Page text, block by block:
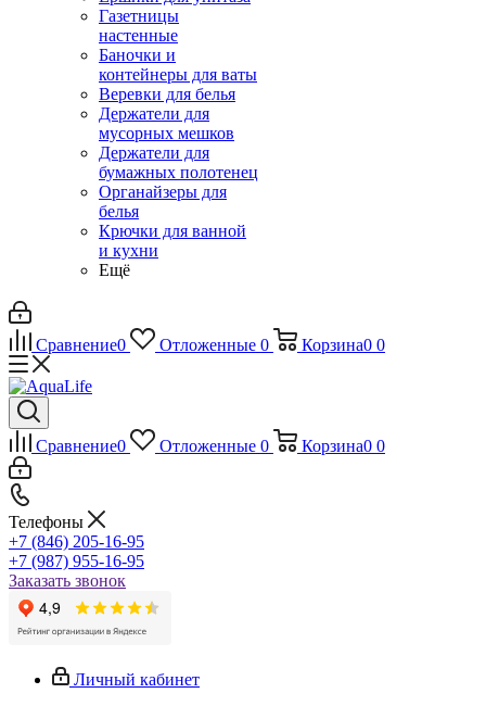
Газетницы
настенные
Баночки и
контейнеры для ваты
Веревки для белья
Держатели для
мусорных мешков
Держатели для
бумажных полотенец
Органайзеры для
белья
Крючки для ванной
и кухни
Ещё
Сравнение0 Отложенные 0 Корзина0 0
Сравнение0 Отложенные 0 Корзина0 0
Телефоны
+7 (846) 205-16-95
+7 (987) 955-16-95
Заказать звонок
Личный кабинет